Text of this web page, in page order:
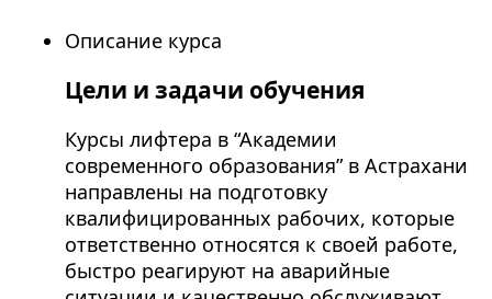
Описание курса
Цели и задачи обучения
Курсы лифтера в “Академии
современного образования” в Астрахани
направлены на подготовку
квалифицированных рабочих, которые
ответственно относятся к своей работе,
быстро реагируют на аварийные